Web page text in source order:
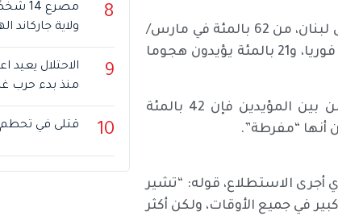
وطرأ انخفاض بين الجمهور اليهودي على نسبة مؤيدي الهجوم الإسرائيلي على لبنان، من 62 بالمئة في مارس/
آذار الماضي، إلى 56 بالمئة في يوليو/ تموز، من بينهم 35 بالمئة يؤيدون هجوما فوريا، و21 بالمئة يؤيدون هجوما
وأشارت أغلبية 56 بالمئة، إلى أنها تؤيد المظاهرات المناهضة للحكومة، ومن بين المؤيدين فإن 42 بالمئة
الاستطلاع، قوله: “تشير
في جميع الأوقات، ولكن أكثر
8
مصرع
ولاية جاركاند
9
منذ بدء حرب
10 قتلى في تحطم